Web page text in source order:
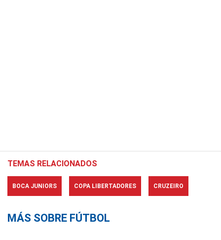
TEMAS RELACIONADOS
BOCA JUNIORS COPA LIBERTADORES CRUZEIRO
MÁS SOBRE FÚTBOL